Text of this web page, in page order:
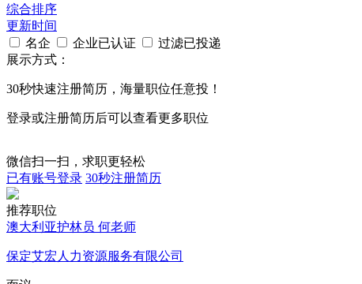
综合排序
更新时间
名企
企业已认证
过滤已投递
展示方式：
30秒快速注册简历，海量职位任意投！
登录或注册简历后可以查看更多职位
微信扫一扫，求职更轻松
已有账号登录 30秒注册简历
推荐职位
澳大利亚护林员 何老师
保定艾宏人力资源服务有限公司